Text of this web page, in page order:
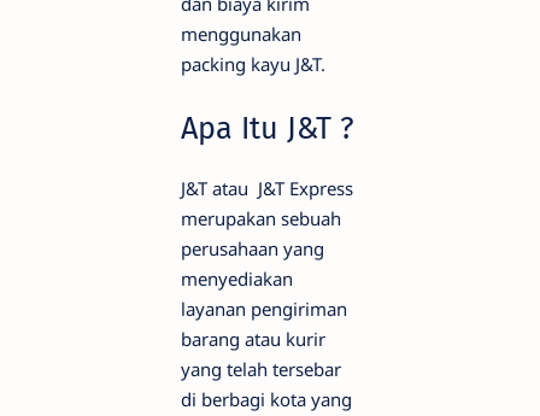
menggunakan
packing kayu J&T.
Apa Itu J&T ?
J&T atau J&T Express
merupakan sebuah
perusahaan yang
menyediakan
layanan pengiriman
barang atau kurir
yang telah tersebar
di berbagi kota yang